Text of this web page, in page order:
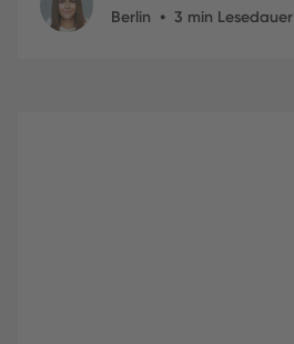
Berlin • 3 min Lesedauer